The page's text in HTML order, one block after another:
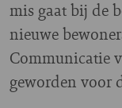
mis gaat bij de
nieuwe
Communicatie
geworden voor